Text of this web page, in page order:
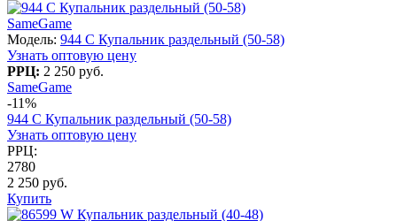
SameGame
Модель: 944 C Купальник раздельный (50-58)
Узнать оптовую цену
РРЦ: 2 250 руб.
SameGame
-11%
944 C Купальник раздельный (50-58)
Узнать оптовую цену
РРЦ:
2780
2 250 руб.
Купить